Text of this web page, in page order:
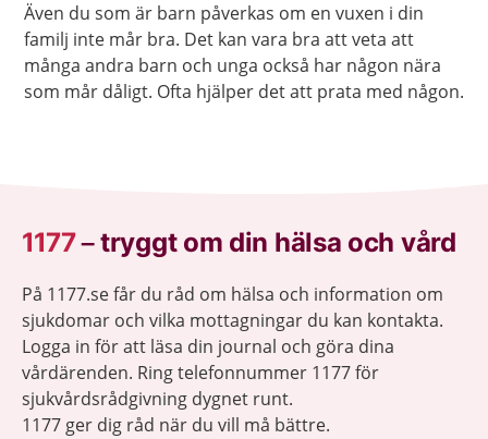
Även du som är barn påverkas om en vuxen i din
familj inte mår bra. Det kan vara bra att veta att
många andra barn och unga också har någon nära
som mår dåligt. Ofta hjälper det att prata med någon.
1177–tryggt om din hälsa och vård
På 1177.se får du råd om hälsa och information om
sjukdomar och vilka mottagningar du kan kontakta.
Logga in för att läsa din journal och göra dina
vårdärenden. Ring telefonnummer 1177 för
sjukvårdsrådgivning dygnet runt.
1177 ger dig råd när du vill må bättre.